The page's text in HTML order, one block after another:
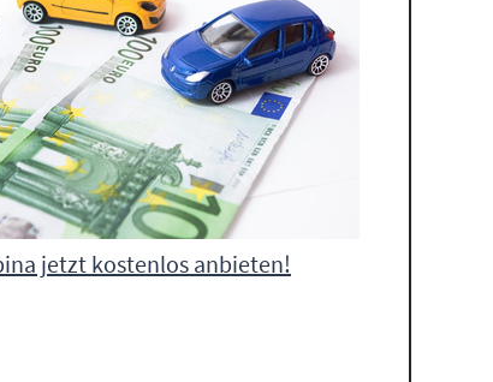
jetzt kostenlos anbieten!